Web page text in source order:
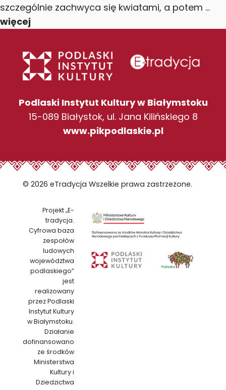
szczególnie zachwyca się kwiatami, a potem ...
więcej
Podlaski Instytut Kultury w Białymstoku
15-089 Białystok, ul. Jana Kilińskiego 8
www.pikpodlaskie.pl
© 2026 eTradycja Wszelkie prawa zastrzeżone.
Projekt „E-
tradycja.
Cyfrowa baza
zespołów
ludowych
województwa
podlaskiego”
jest
realizowany
przez Podlaski
Instytut Kultury
w Białymstoku.
Działanie
dofinansowano
ze środków
Ministerstwa
Kultury i
Dziedzictwa